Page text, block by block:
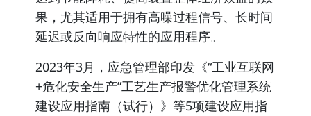
果 ，尤其适用于拥有高噪过程信号、长时间
延迟或反向响应特性的应用程序。
2023年3月，应急管理部印发《“工业互联网
+危化安全生产”工艺生产报警优化管理系统
建设应用指南（试行）》等5项建设应用指